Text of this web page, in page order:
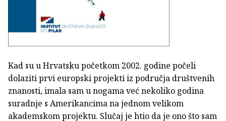
Kad su u Hrvatsku početkom 2002. godine počeli
dolaziti prvi europski projekti iz područja društvenih
znanosti, imala sam u nogama već nekoliko godina
suradnje s Amerikancima na jednom velikom
akademskom projektu. Slučaj je htio da je ono što sam